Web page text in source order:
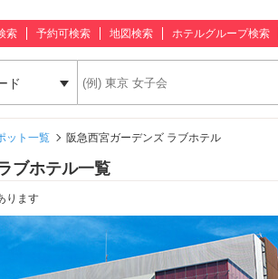
索 予約可検索 地図検索 ホテルグループ検索
ド
ット一覧 阪急西宮ガーデンズ ラブホテル
ブホテル一覧
ります